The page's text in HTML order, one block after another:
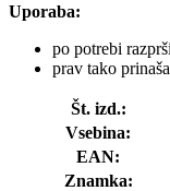
Uporaba:
po potrebi
prav tako
Št. izd.:
Vsebina:
EAN:
Znamka: